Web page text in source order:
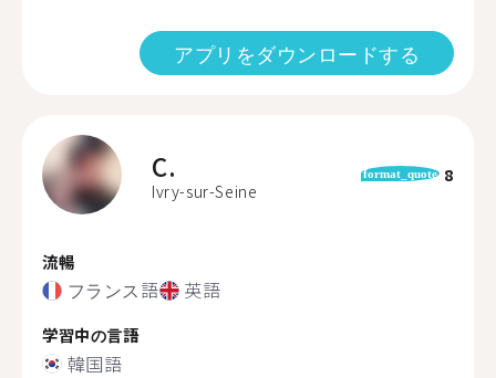
アプリをダウンロードする
C.
Ivry-sur-Seine
format_quote 8
流暢
フランス語 英語
学習中の言語
韓国語